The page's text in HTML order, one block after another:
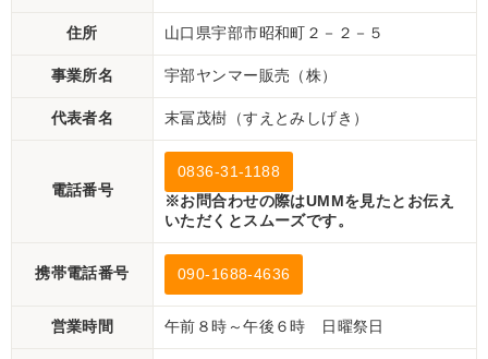
住所 山口県宇部市昭和町２－２－５
事業所名 宇部ヤンマー販売（株）
代表者名 末冨茂樹（すえとみしげき）
電話番号
0836-31-1188
※お問合わせの際はUMMを見たとお伝え
いただくとスムーズです。
携帯電話番号 090-1688-4636
営業時間 午前８時～午後６時 日曜祭日